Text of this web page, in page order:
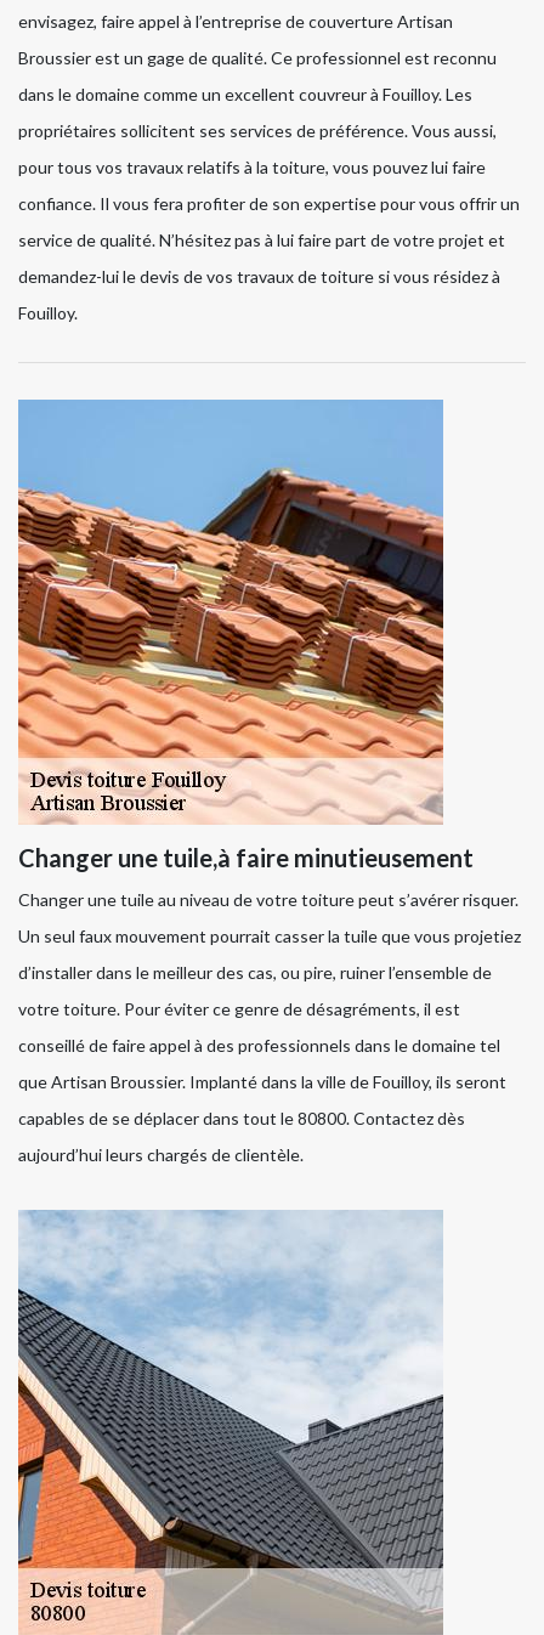
envisagez, faire appel à l’entreprise de couverture Artisan
Broussier est un gage de qualité. Ce professionnel est reconnu
dans le domaine comme un excellent couvreur à Fouilloy. Les
propriétaires sollicitent ses services de préférence. Vous aussi,
pour tous vos travaux relatifs à la toiture, vous pouvez lui faire
confiance. Il vous fera profiter de son expertise pour vous offrir un
service de qualité. N’hésitez pas à lui faire part de votre projet et
demandez-lui le devis de vos travaux de toiture si vous résidez à
Fouilloy.
Changer une tuile,à faire minutieusement
Changer une tuile au niveau de votre toiture peut s’avérer risquer.
Un seul faux mouvement pourrait casser la tuile que vous projetiez
d’installer dans le meilleur des cas, ou pire, ruiner l’ensemble de
votre toiture. Pour éviter ce genre de désagréments, il est
conseillé de faire appel à des professionnels dans le domaine tel
que Artisan Broussier. Implanté dans la ville de Fouilloy, ils seront
capables de se déplacer dans tout le 80800. Contactez dès
aujourd’hui leurs chargés de clientèle.